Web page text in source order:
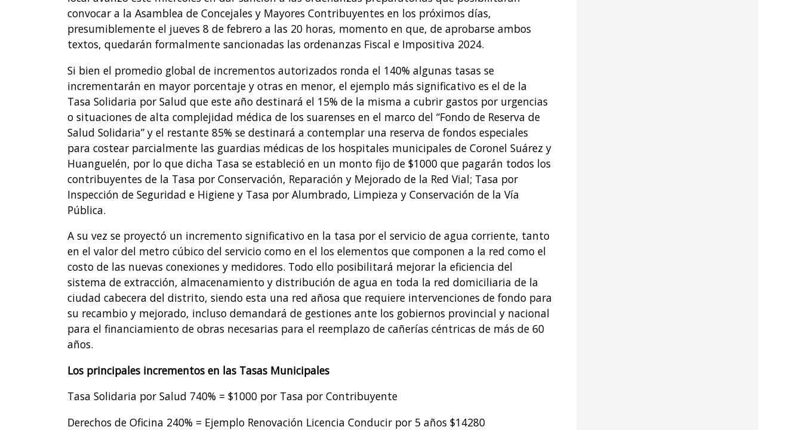
convocar a la Asamblea de Concejales y Mayores Contribuyentes en los próximos días,
presumiblemente el jueves 8 de febrero a las 20 horas, momento en que, de aprobarse ambos
textos, quedarán formalmente sancionadas las ordenanzas Fiscal e Impositiva 2024.
Si bien el promedio global de incrementos autorizados ronda el 140% algunas tasas se
incrementarán en mayor porcentaje y otras en menor, el ejemplo más significativo es el de la
Tasa Solidaria por Salud que este año destinará el 15% de la misma a cubrir gastos por urgencias
o situaciones de alta complejidad médica de los suarenses en el marco del “Fondo de Reserva de
Salud Solidaria” y el restante 85% se destinará a contemplar una reserva de fondos especiales
para costear parcialmente las guardias médicas de los hospitales municipales de Coronel Suárez y
Huanguelén, por lo que dicha Tasa se estableció en un monto fijo de $1000 que pagarán todos los
contribuyentes de la Tasa por Conservación, Reparación y Mejorado de la Red Vial; Tasa por
Inspección de Seguridad e Higiene y Tasa por Alumbrado, Limpieza y Conservación de la Vía
Pública.
A su vez se proyectó un incremento significativo en la tasa por el servicio de agua corriente, tanto
en el valor del metro cúbico del servicio como en el los elementos que componen a la red como el
costo de las nuevas conexiones y medidores. Todo ello posibilitará mejorar la eficiencia del
sistema de extracción, almacenamiento y distribución de agua en toda la red domiciliaria de la
ciudad cabecera del distrito, siendo esta una red añosa que requiere intervenciones de fondo para
su recambio y mejorado, incluso demandará de gestiones ante los gobiernos provincial y nacional
para el financiamiento de obras necesarias para el reemplazo de cañerías céntricas de más de 60
años.
Los principales incrementos en las Tasas Municipales
Tasa Solidaria por Salud 740% = $1000 por Tasa por Contribuyente
Derechos de Oficina 240% = Ejemplo Renovación Licencia Conducir por 5 años $14280